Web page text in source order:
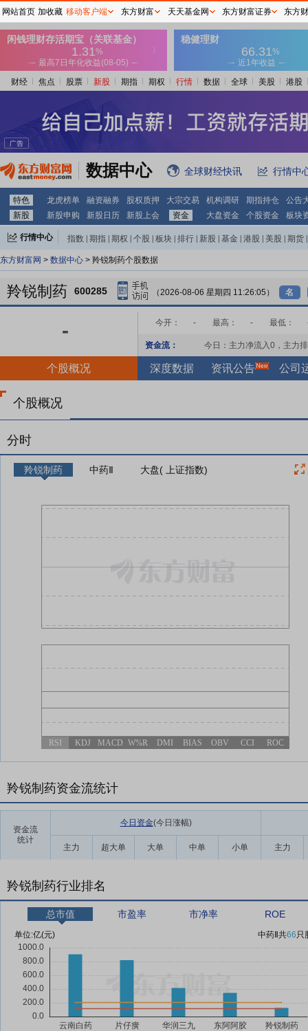
财经 焦点 股票 新股 期指 期权 行情 数据 全球 美股 港股
数据中心 全球财经快讯 行情中
特色 龙虎榜单 融资融券 股权质押 大宗交易 机构调研 期指持仓
公告
新股
新股申购 新股日历 新股上会 资金 大盘资金 个股资金 板块
行情中心 指数 期指 期权 个股 板块 排行 新股 基金 港股 美股 期货
东方财富网 > 数据中心 > 羚锐制药个股数据
羚锐制药 600285 （2026-08-06 星期四 11:26:05） 名
- 今开： - 最高： - 最低：
资金流： 今日：主力净流入0 ，主力
个股概况 深度数据 资讯公告 公司
个股概况
分时
羚锐制药 中药Ⅱ 大盘( 上证指数)
RSI KDJ MACD W%R DMI BIAS OBV CCI ROC
羚锐制药资金流统计
资金流
统计
今日资金(今日涨幅)
主力 超大单 大单 中单 小单 主力
羚锐制药行业排名
总市值 市盈率 市净率 ROE
单位:亿(元) 中药Ⅱ 共66只
网站首页 加收藏 移动客户端 东方财富 天天基金网 东方财富证券 东方